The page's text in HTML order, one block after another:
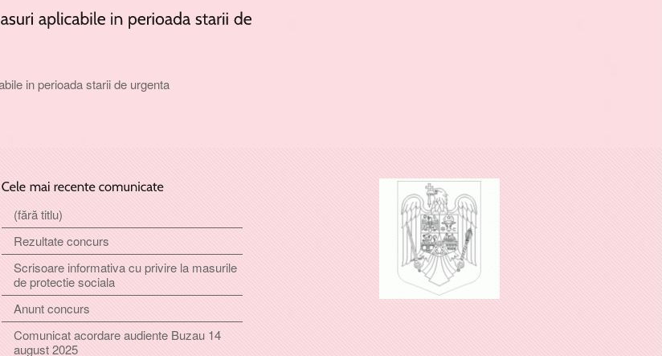
in perioada starii de urgenta
(fără titlu)
Rezultate concurs
Scrisoare informativa cu privire la masurile
de protectie sociala
Anunt concurs
Comunicat acordare audiente Buzau 14
august 2025